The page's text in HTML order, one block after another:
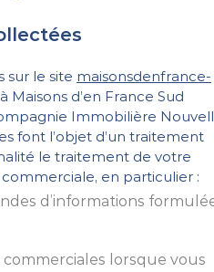
sur le site maisonsdenfrance-
Maisons d’en France Sud
Immobilière
font l’objet d’un traitement
le traitement de votre
en particulier :
d’informations
commerciales lorsque vous